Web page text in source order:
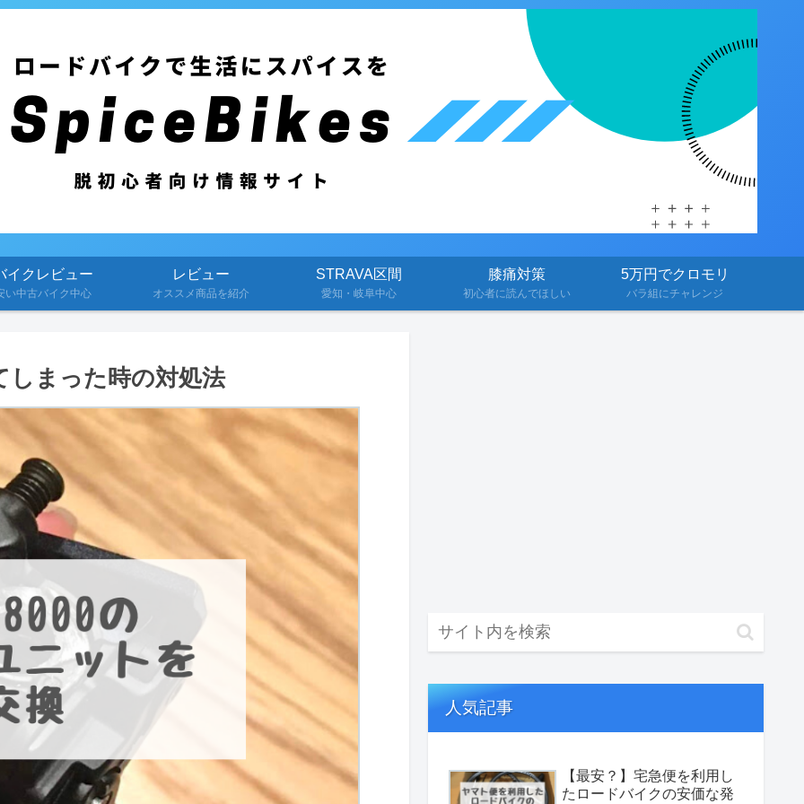
イクレビュー
い中古バイク中心
レビュー
オススメ商品を紹介
STRAVA区間
愛知・岐阜中心
膝痛対策
初心者に読んでほしい
5万円でクロモリ
バラ組にチャレンジ
しまった時の対処法
人気記事
【最安？】宅急便を利用し
たロードバイクの安価な発